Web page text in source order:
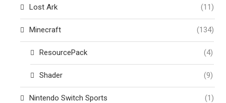
Lost Ark (11)
Minecraft (134)
ResourcePack (4)
Shader (9)
Nintendo Switch Sports (1)